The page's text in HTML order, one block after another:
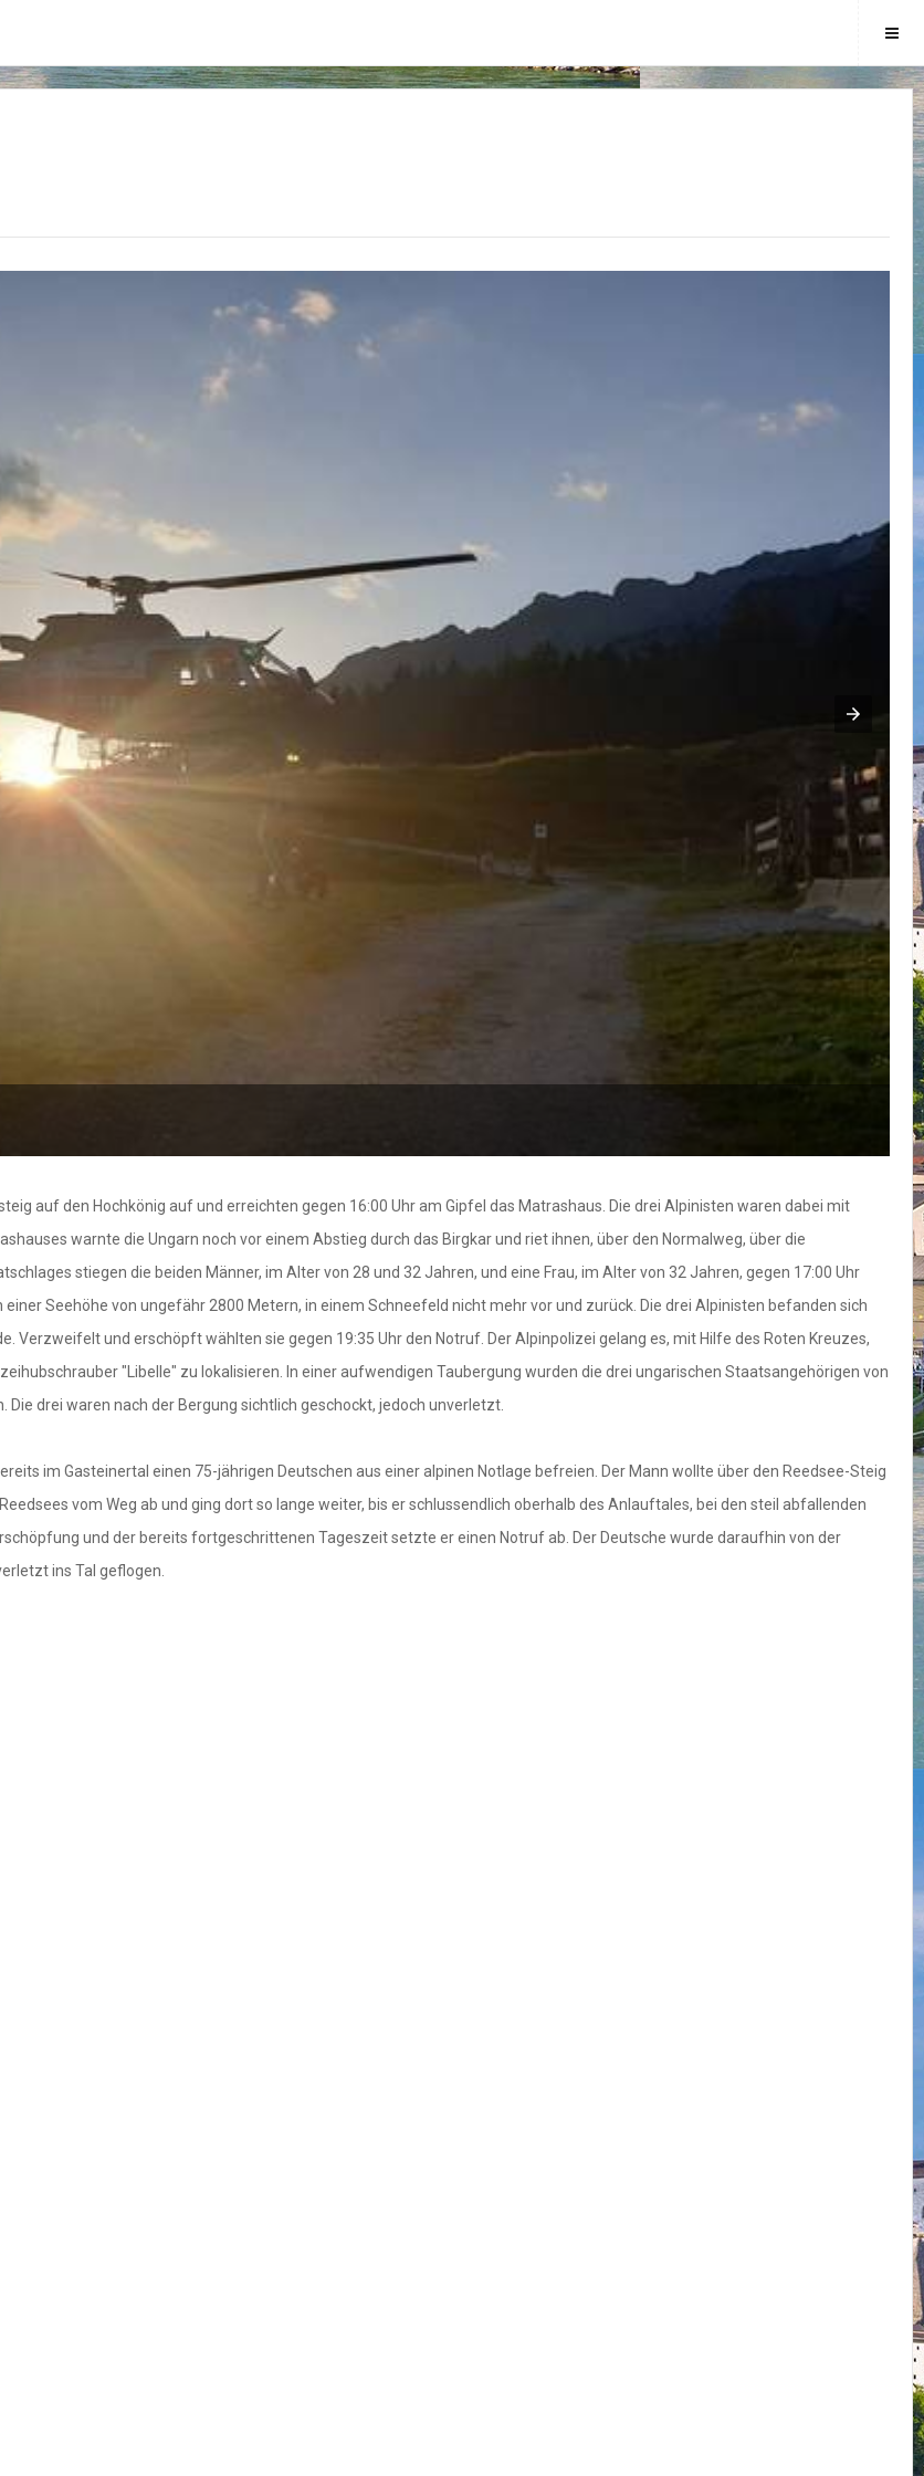
auf den Hochkönig auf und erreichten gegen 16:00 Uhr am Gipfel das Matrashaus. Die drei Alpinisten waren dabei mit
warnte die Ungarn noch vor einem Abstieg durch das Birgkar und riet ihnen, über den Normalweg, über die
stiegen die beiden Männer, im Alter von 28 und 32 Jahren, und eine Frau, im Alter von 32 Jahren, gegen 17:00 Uhr
Seehöhe von ungefähr 2800 Metern, in einem Schneefeld nicht mehr vor und zurück. Die drei Alpinisten befanden sich
und erschöpft wählten sie gegen 19:35 Uhr den Notruf. Der Alpinpolizei gelang es, mit Hilfe des Roten Kreuzes,
"Libelle" zu lokalisieren. In einer aufwendigen Taubergung wurden die drei ungarischen Staatsangehörigen von
drei waren nach der Bergung sichtlich geschockt, jedoch unverletzt.
im Gasteinertal einen 75-jährigen Deutschen aus einer alpinen Notlage befreien. Der Mann wollte über den Reedsee-Steig
vom Weg ab und ging dort so lange weiter, bis er schlussendlich oberhalb des Anlauftales, bei den steil abfallenden
und der bereits fortgeschrittenen Tageszeit setzte er einen Notruf ab. Der Deutsche wurde daraufhin von der
ins Tal geflogen.